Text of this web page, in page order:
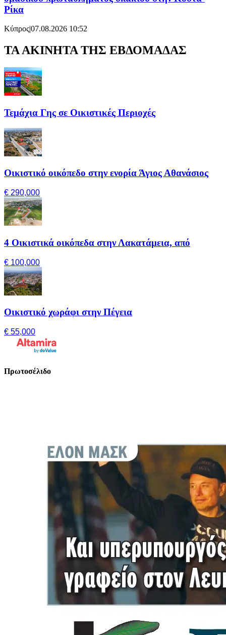
Ρίκα
Κύπρος|07.08.2026 10:52
ΤΑ ΑΚΙΝΗΤΑ ΤΗΣ ΕΒΔΟΜΑΔΑΣ
Τεμάχια Γης σε Οικιστικές Περιοχές
Οικιστικό οικόπεδο στην ενορία Άγιος Αθανάσιος
€ 290,000
4 Οικιστικά οικόπεδα στην Λακατάμεια, από
€ 100,000
Οικιστικό χωράφι στην Πέγεια
€ 55,000
Πρωτοσέλιδο